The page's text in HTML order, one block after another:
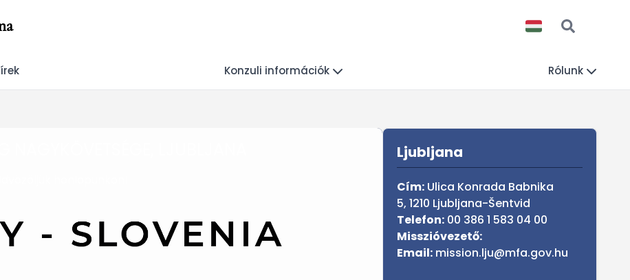
Konzuli információk Rólunk
Sidebar
Ljubljana
Cím: Ulica Konrada Babnika
5, 1210 Ljubljana-Šentvid
Telefon: 00 386 1 583 04 00
Misszióvezető:
Email: mission.lju@mfa.gov.hu